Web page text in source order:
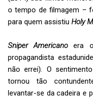
o tempo de filmagem –
para quem assistiu Holy
Sniper Americano era
propagandista
não errei). O
tornou tão
levantar-se da cadeira e